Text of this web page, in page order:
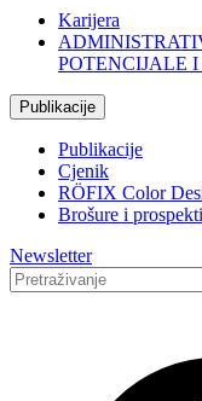
Karijera
POTENCIJALE
Publikacije
Publikacije
Cjenik
RÖFIX Color
Brošure i prospekti
Newsletter